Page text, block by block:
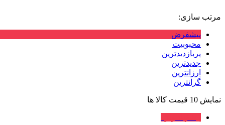
مرتب سازی:
پیشفرض
محبوبیت
پربازدیدترین
جدیدترین
ارزانترین
گرانترین
نمایش 10 قیمت کالا ها